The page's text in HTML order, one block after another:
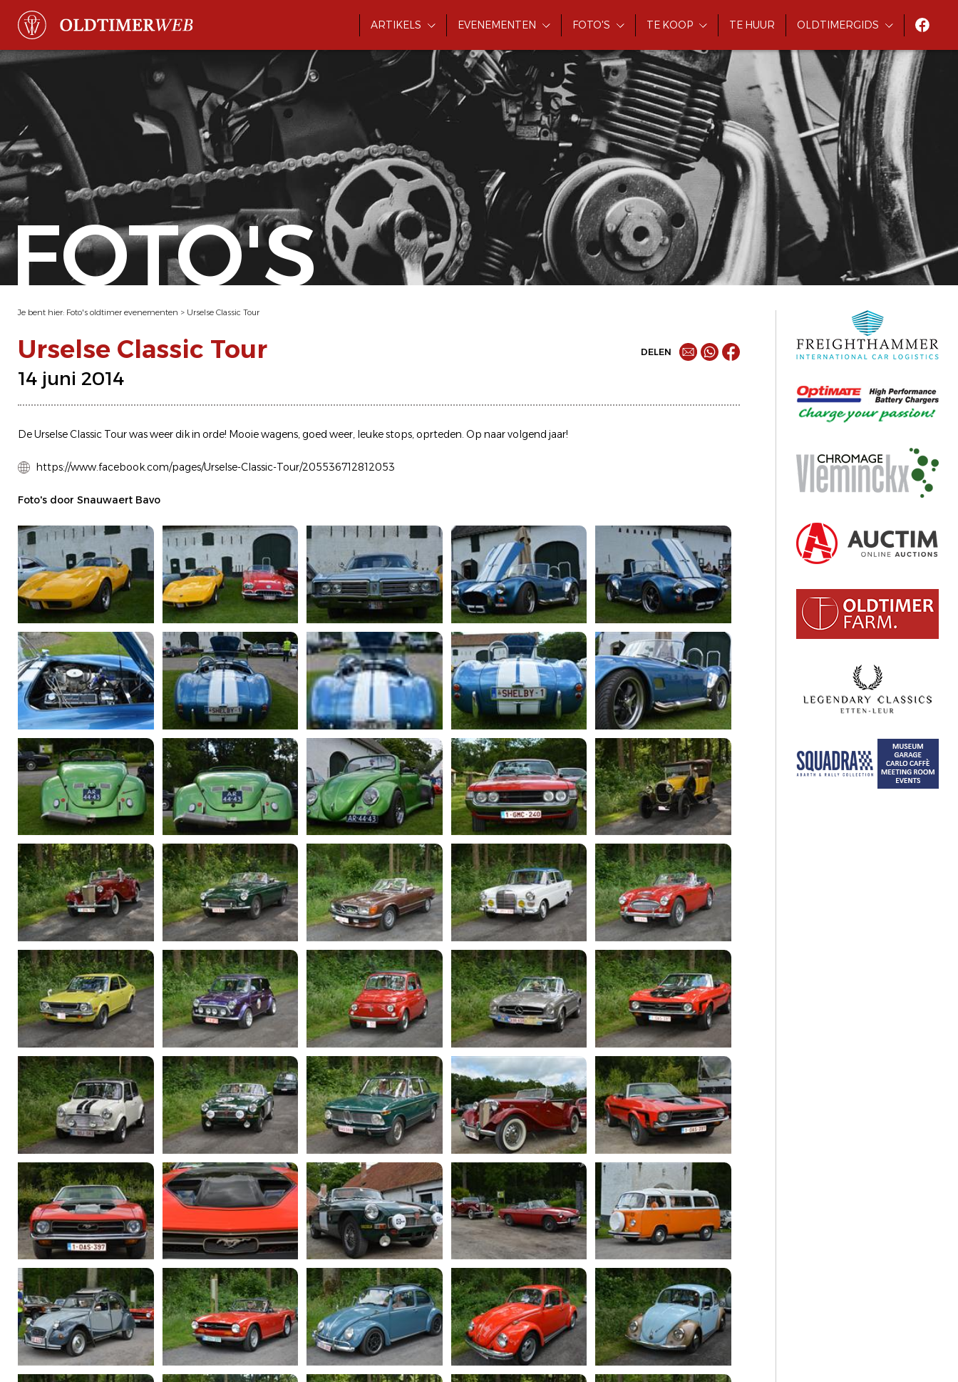
ARTIKELS EVENEMENTEN FOTO'S TE KOOP TE HUUR OLDTIMERGIDS
FOTO'S
Je bent hier: Foto's oldtimer evenementen > Urselse Classic Tour
Urselse Classic Tour
14 juni 2014
DELEN
De Urselse Classic Tour was weer dik in orde! Mooie wagens, goed weer, leuke stops, oprteden. Op naar volgend jaar!
https://www.facebook.com/pages/Urselse-Classic-Tour/205536712812053
Foto's door Snauwaert Bavo